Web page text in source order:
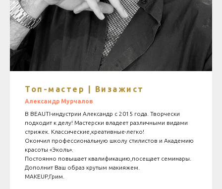
Топ-мастер | Визажист
Александр Мурчалов
В BEAUTI-индустрии Александр с 2015 года. Творчески
подходит к делу! Мастерски владеет различными видами
стрижек. Классические,креативные-легко!
Окончил профессиональную школу стилистов и Академию
красоты «Эколь».
Постоянно повышает квалификацию,посещает семинары.
Дополнит Ваш образ крутым макияжем.
MAKEUP,Грим.